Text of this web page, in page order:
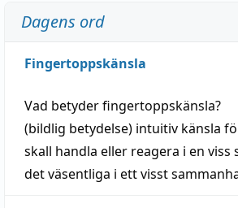
Dagens ord
Fingertoppskänsla
Vad betyderfingertoppskänsla?
(bildlig betydelse) intuitiv känsla
skall handla eller reagera i en viss
det väsentliga i ett visst